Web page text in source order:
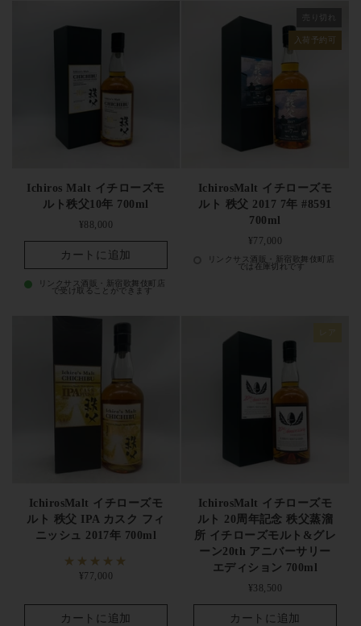
Ichiros Malt イチローズモ
ルト秩父10年 700ml
定価
¥88,000
カートに追加
リンクサス酒販・新宿歌舞伎町店
で受け取ることができます
IchirosMalt イチローズモ
ルト 秩父 2017 7年 #8591
700ml
定価
¥77,000
リンクサス酒販・新宿歌舞伎町店
では在庫切れです
入荷予約可
IchirosMalt イチローズモ
ルト 秩父 IPA カスク フィ
ニッシュ 2017年 700ml
定価
¥77,000
カートに追加
IchirosMalt イチローズモ
ルト 20周年記念 秩父蒸溜
所 イチローズモルト&グレ
ーン20th アニバーサリー
エディション 700ml
定価
¥38,500
カートに追加